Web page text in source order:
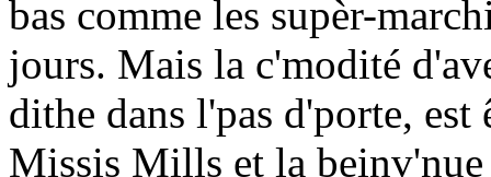
bas comme les supèr-
jours. Mais la c'modité
dithe dans l'pas d'porte,
Missis Mills et la